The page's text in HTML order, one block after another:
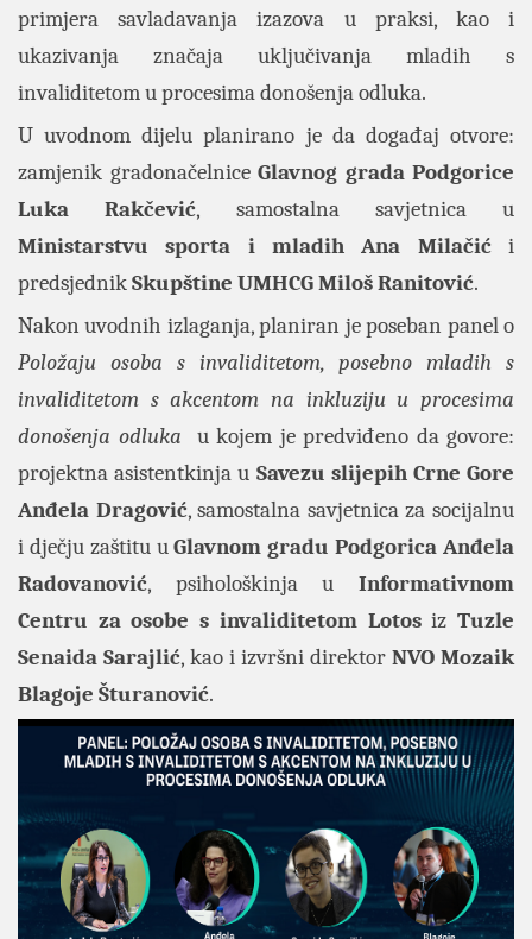
primjera savladavanja izazova u praksi, kao i
ukazivanja značaja uključivanja mladih s
invaliditetom u procesima donošenja odluka.
U uvodnom dijelu planirano je da događaj otvore:
zamjenik gradonačelnice Glavnog grada Podgorice
Luka Rakčević, samostalna savjetnica u
Ministarstvu sporta i mladih Ana Milačići
predsjednikSkupštine UMHCGMiloš Ranitović.
Nakon uvodnih izlaganja, planiran je poseban panel o
Položaju osoba s invaliditetom, posebno mladih s
invaliditetom s akcentom na inkluziju u procesima
donošenja odluka u kojem je predviđeno da govore:
projektna asistentkinja u Savezu slijepih Crne Gore
Anđela Dragović, samostalna savjetnica za socijalnu
i dječju zaštitu uGlavnom gradu Podgorica Anđela
Radovanović, psihološkinja u Informativnom
Centru za osobe s invaliditetom LotosizTuzle
Senaida Sarajlić, kao i izvršni direktor NVO Mozaik
Blagoje Šturanović.